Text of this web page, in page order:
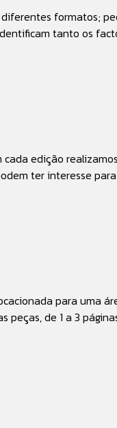
formatos;
tanto os
edição
ter interesse
para uma
de 1 a 3